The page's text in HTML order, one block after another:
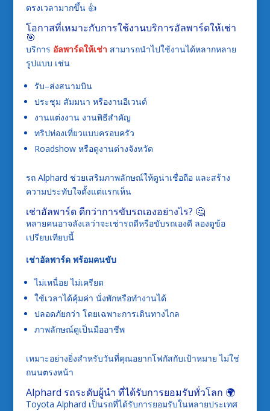
ตรงเวลามากขึ้น 👍
โอกาสที่เหมาะกับการใช้งานบริการอัลพาร์ดให้เช่า
🎯
บริการ อัลพาร์ดให้เช่า สามารถนำไปใช้งานได้หลากหลาย
รูปแบบ เช่น
รับ–ส่งสนามบิน
ประชุม สัมมนา หรืองานอีเวนต์
งานแต่งงาน งานพิธีสำคัญ
ทริปท่องเที่ยวแบบครอบครัว
Roadshow หรือดูงานต่างจังหวัด
รถ Alphard ช่วยเสริมภาพลักษณ์ให้ดูน่าเชื่อถือ และสร้าง
ความประทับใจตั้งแต่แรกเห็น
เช่าอัลพาร์ด ดีกว่าการขับรถเองอย่างไร? 🤔
หลายคนอาจลังเลว่าจะเช่ารถดีหรือขับรถเองดี ลองดูข้อ
เปรียบเทียบนี้
เช่าอัลพาร์ด พร้อมคนขับ
ไม่เหนื่อย ไม่เครียด
ใช้เวลาได้คุ้มค่า นั่งพักหรือทำงานได้
ปลอดภัยกว่า โดยเฉพาะการเดินทางไกล
ภาพลักษณ์ดูเป็นมืออาชีพ
เหมาะอย่างยิ่งสำหรับวันที่คุณอยากโฟกัสกับเป้าหมาย ไม่ใช่
ถนนตรงหน้า
Alphard รถระดับผู้นำ ที่ได้รับการยอมรับทั่วโลก 🌍
Toyota Alphard เป็นรถที่ได้รับการยอมรับในหลายประเทศ